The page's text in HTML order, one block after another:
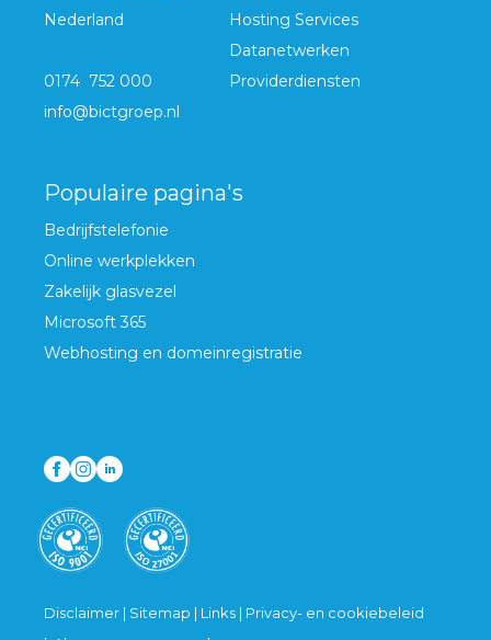
Nederland
0174 752 000
info@bictgroep.nl
Hosting Services
Datanetwerken
Providerdiensten
Populaire pagina's
Bedrijfstelefonie
Online werkplekken
Zakelijk glasvezel
Microsoft 365
Webhosting en domeinregistratie
Disclaimer | Sitemap | Links | Privacy- en cookiebeleid